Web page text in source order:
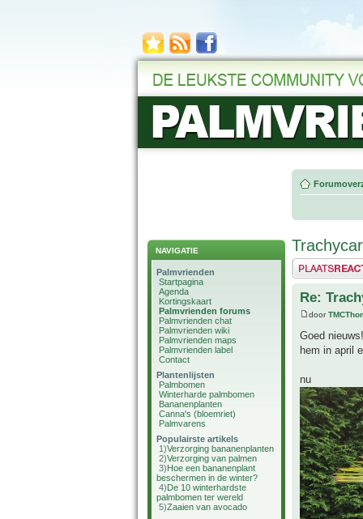
NAVIGATIE
Palmvrienden
Startpagina
Agenda
Kortingskaart
Palmvrienden forums
Palmvrienden chat
Palmvrienden wiki
Palmvrienden maps
Palmvrienden label
Contact
Plantenlijsten
Palmbomen
Winterharde palmbomen
Bananenplanten
Canna's (bloemriet)
Palmvarens
Populairste artikels
1)Verzorging bananenplanten
2)Verzorging van palmen
3)Hoe een bananenplant
beschermen in de winter?
4)De 10 winterhardste
palmbomen ter wereld
5)Zaaien van avocado
Plaats een reactie
Re:
door
Goed
hem in april
nu